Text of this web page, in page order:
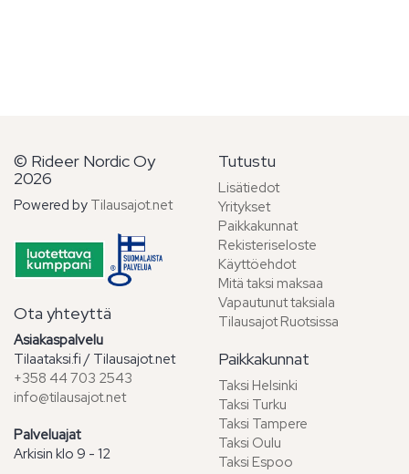
© Rideer Nordic Oy
2026
Powered by Tilausajot.net
Ota yhteyttä
Asiakaspalvelu
Tilaataksi.fi / Tilausajot.net
+358 44 703 2543
info@tilausajot.net
Palveluajat
Arkisin klo 9 - 12
Tutustu
Lisätiedot
Yritykset
Paikkakunnat
Rekisteriseloste
Käyttöehdot
Mitä taksi maksaa
Vapautunut taksiala
Tilausajot Ruotsissa
Paikkakunnat
Taksi Helsinki
Taksi Turku
Taksi Tampere
Taksi Oulu
Taksi Espoo